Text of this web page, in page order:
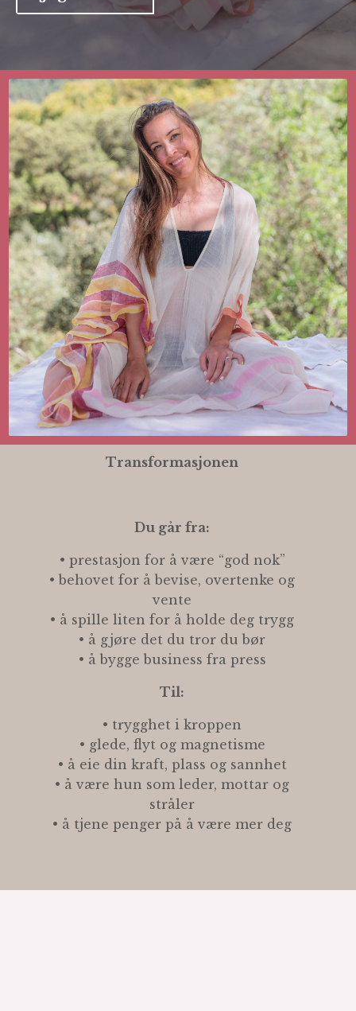
Transformasjonen
Du går fra:
• prestasjon for å være “god nok”
• behovet for å bevise, overtenke og
vente
• å spille liten for å holde deg trygg
• å gjøre det du tror du bør
• å bygge business fra press
Til:
• trygghet i kroppen
• glede, flyt og magnetisme
• å eie din kraft, plass og sannhet
• å være hun som leder, mottar og
stråler
• å tjene penger på å være mer deg